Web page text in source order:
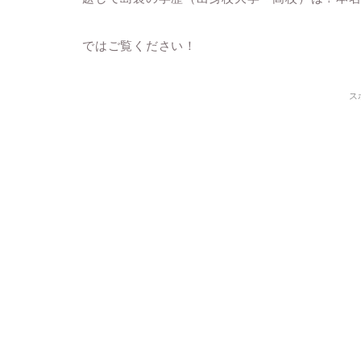
ではご覧ください！
ス